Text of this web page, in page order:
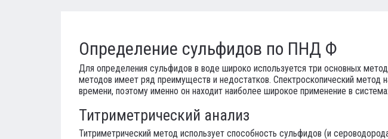
Определение сульфидов по ПНД Ф
Для определения сульфидов в воде широко используется три основных
методов имеет ряд преимуществ и недостатков. Спектроскопический метод
времени, поэтому именно он находит наиболее широкое применение в
Титриметрический анализ
Титриметрический метод использует способность сульфидов (и